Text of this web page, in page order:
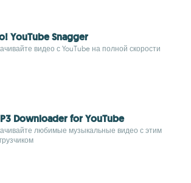
YouTube Snagger
видео с YouTube на полной скорости
Downloader for YouTube
любимые музыкальные видео с этим